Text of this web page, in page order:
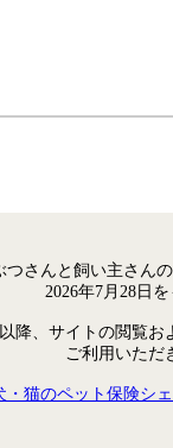
つさんと飼い主さん
2026年7月28日
降、サイトの閲覧お
ご利用いただ
・猫のペット保険シ